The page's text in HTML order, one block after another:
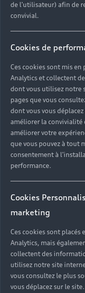
3 ans de
Chaque
Audi est couvert
de l'utilisateur) afin de
convivial.
Cookies de
Ces cookies sont mis
Analytics et collectent
dont vous utilisez notre
pages que vous
dont vous vous
améliorer la convivialité
améliorer votre
que vous pouvez à tout
consentement à
performance.
Cookies
marketing
Ces cookies sont placés
Analytics, mais
collectent des
utilisez notre site
vous consultez le plus
vous déplacez sur le